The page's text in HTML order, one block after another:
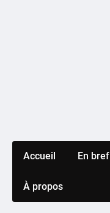
Accueil En bref
À propos